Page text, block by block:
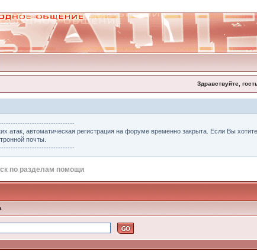
Здравствуйте,
атак, автоматическая регистрация на форуме временно закрыта. Если Вы
почты.
по разделам помощи